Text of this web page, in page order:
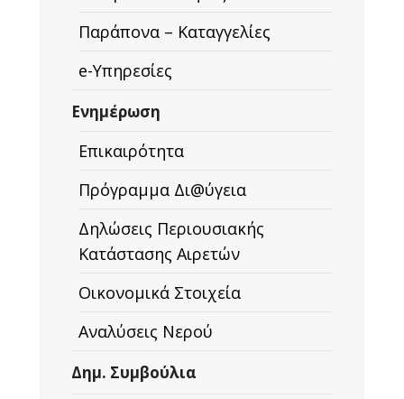
Παράπονα – Καταγγελίες
e-Υπηρεσίες
Ενημέρωση
Επικαιρότητα
Πρόγραμμα Δι@ύγεια
Δηλώσεις Περιουσιακής
Κατάστασης Αιρετών
Οικονομικά Στοιχεία
Αναλύσεις Νερού
Δημ. Συμβούλια